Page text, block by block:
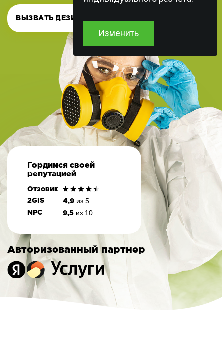
Изменить
ВЫЗВАТЬ ДЕЗИНФЕКТОРА
Гордимся своей
репутацией
Отзовик
2GIS
4,9 из 5
NPC 9,5 из 10
Авторизованный партнер